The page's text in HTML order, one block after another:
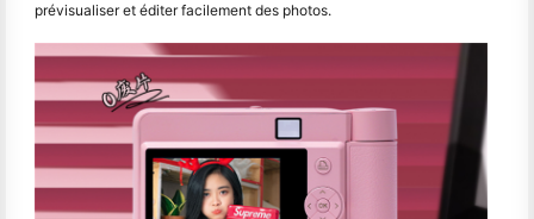
prévisualiser et éditer facilement des photos.